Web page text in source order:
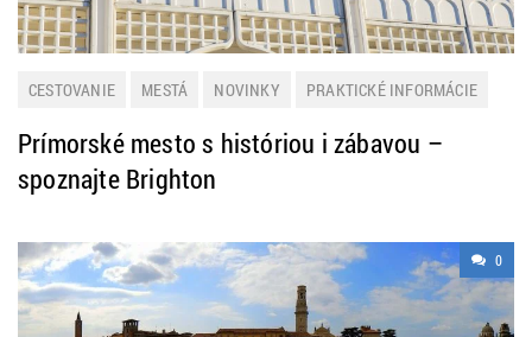
CESTOVANIE MESTÁ NOVINKY
PRAKTICKÉ INFORMÁCIE
ZAHRANIČIE
Prímorské mesto s históriou i zábavou –
spoznajte Brighton
0